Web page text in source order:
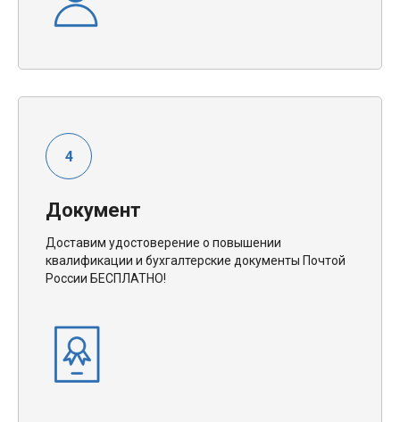
Документ
Доставим удостоверение о повышении
квалификации и бухгалтерские документы Почтой
России БЕСПЛАТНО!